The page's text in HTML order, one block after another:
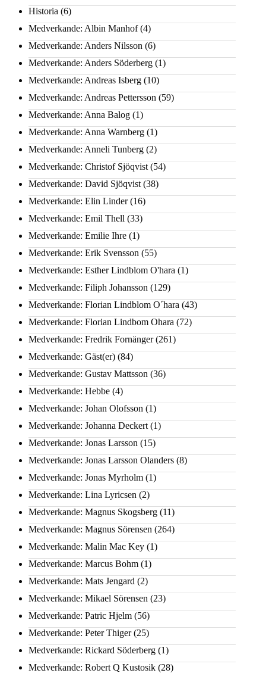
Historia (6)
Medverkande: Albin Manhof(4)
Medverkande: Anders Nilsson (6)
Medverkande: Anders Söderberg (1)
Medverkande: Andreas Isberg (10)
Medverkande: Andreas Pettersson (59)
Medverkande: Anna Balog (1)
Medverkande: Anna Warnberg (1)
Medverkande: Anneli Tunberg (2)
Medverkande: Christof Sjöqvist (54)
Medverkande: David Sjöqvist (38)
Medverkande: Elin Linder(16)
Medverkande: Emil Thell (33)
Medverkande: Emilie Ihre (1)
Medverkande: Erik Svensson (55)
Medverkande: Esther Lindblom O'hara (1)
Medverkande: Filiph Johansson (129)
Medverkande: Florian Lindblom O´hara (43)
Medverkande: Florian Lindbom Ohara (72)
Medverkande: Fredrik Fornänger(261)
Medverkande: Gäst(er) (84)
Medverkande: Gustav Mattsson (36)
Medverkande: Hebbe (4)
Medverkande: Johan Olofsson (1)
Medverkande: Johanna Deckert (1)
Medverkande: Jonas Larsson (15)
Medverkande: Jonas Larsson Olanders (8)
Medverkande: Jonas Myrholm (1)
Medverkande: Lina Lyricsen (2)
Medverkande: Magnus Skogsberg (11)
Medverkande: Magnus Sörensen (264)
Medverkande: Malin Mac Key (1)
Medverkande: Marcus Bohm (1)
Medverkande: Mats Jengard (2)
Medverkande: Mikael Sörensen (23)
Medverkande: Patric Hjelm (56)
Medverkande: Peter Thiger(25)
Medverkande: Rickard Söderberg (1)
Medverkande: Robert Q Kustosik (28)